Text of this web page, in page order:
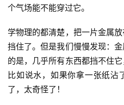
个气场能不能穿过它。
学物理的都清楚，把一片金属
挡住了。但是我们慢慢发现：
的是，几乎所有东西都挡不住它
比如说水，如果你拿一张纸沾
了，太奇怪了！